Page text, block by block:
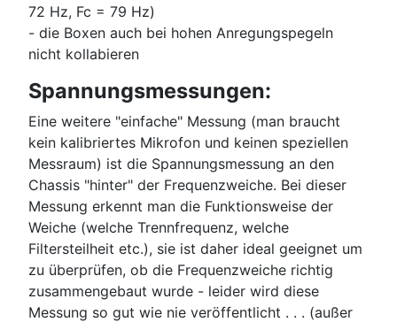
72 Hz, Fc = 79 Hz)
- die Boxen auch bei hohen Anregungspegeln
nicht kollabieren
Spannungsmessungen:
Eine weitere "einfache" Messung (man braucht
kein kalibriertes Mikrofon und keinen speziellen
Messraum) ist die Spannungsmessung an den
Chassis "hinter" der Frequenzweiche. Bei dieser
Messung erkennt man die Funktionsweise der
Weiche (welche Trennfrequenz, welche
Filtersteilheit etc.), sie ist daher ideal geeignet um
zu überprüfen, ob die Frequenzweiche richtig
zusammengebaut wurde - leider wird diese
Messung so gut wie nie veröffentlicht . . . (außer